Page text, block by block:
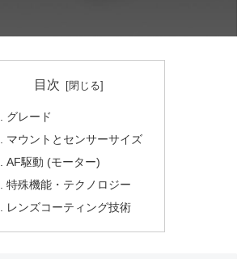
目次
グレード
マウントとセンサーサイズ
AF駆動 (モーター)
特殊機能・テクノロジー
レンズコーティング技術